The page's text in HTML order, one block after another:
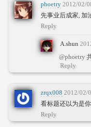
phoetry 2012/02/
先事业后成家, 加
Reply
A.shun
@phoetry
Reply
zrqx008 2012/02/
看标题还以为是
Reply